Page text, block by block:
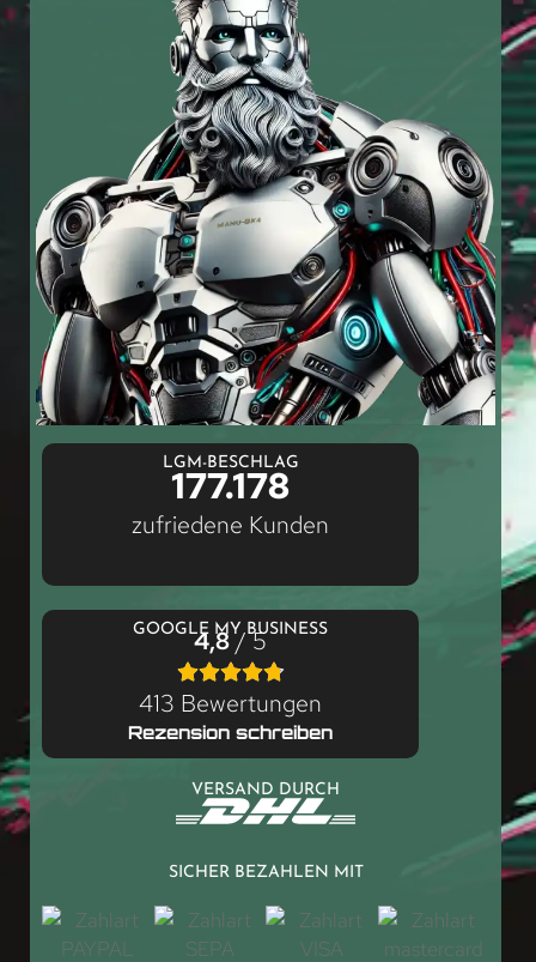
LGM-BESCHLAG
177.178
zufriedene Kunden
GOOGLE MY BUSINESS
4,8/ 5
413 Bewertungen
Rezension schreiben
VERSAND DURCH
SICHER BEZAHLEN MIT